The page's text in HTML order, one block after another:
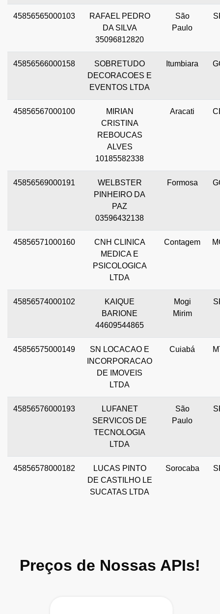
45856565000103
RAFAEL PEDRO
DA SILVA
35096812820
São
Paulo
45856566000158
SOBRETUDO
DECORACOES E
EVENTOS LTDA
Itumbiara
45856567000100
MIRIAN
CRISTINA
REBOUCAS
ALVES
10185582338
Aracati
45856569000191
WELBSTER
PINHEIRO DA
PAZ
03596432138
Formosa
45856571000160
CNH CLINICA
MEDICA E
PSICOLOGICA
LTDA
Contagem
45856574000102
KAIQUE
BARIONE
44609544865
Mogi
Mirim
45856575000149
SN LOCACAO E
INCORPORACAO
DE IMOVEIS
LTDA
Cuiabá
45856576000193
LUFANET
SERVICOS DE
TECNOLOGIA
LTDA
São
Paulo
45856578000182
LUCAS PINTO
DE CASTILHO LE
SUCATAS LTDA
Sorocaba
Preços de Nossas APIs!